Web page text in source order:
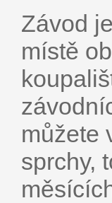
Závod
místě
můžete
sprchy,